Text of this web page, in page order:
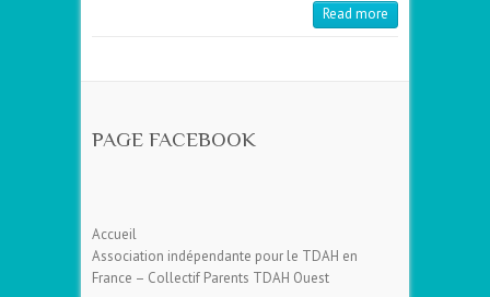
Read more
PAGE FACEBOOK
Accueil
Association indépendante pour le TDAH en
France – Collectif Parents TDAH Ouest